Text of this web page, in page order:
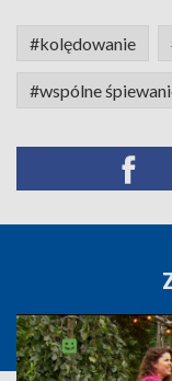
#kolędowanie
#wspólne